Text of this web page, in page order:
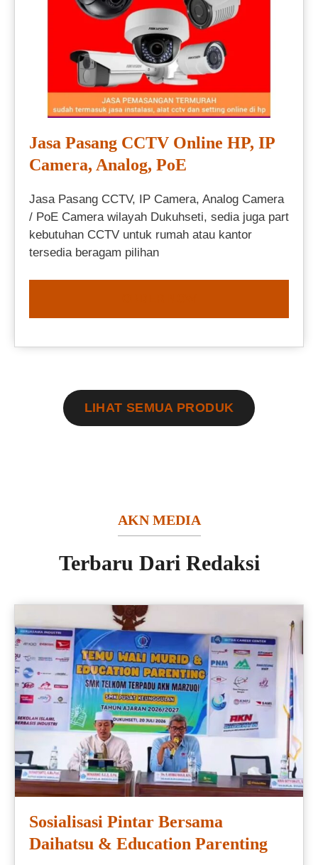
Jasa Pasang CCTV Online HP, IP
Camera, Analog, PoE
Jasa Pasang CCTV, IP Camera, Analog Camera
/ PoE Camera wilayah Dukuhseti, sedia juga part
kebutuhan CCTV untuk rumah atau kantor
tersedia beragam pilihan
LIHAT SEMUA PRODUK
AKN MEDIA
Terbaru Dari Redaksi
Sosialisasi Pintar Bersama
Daihatsu & Education Parenting